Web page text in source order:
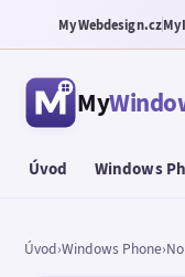
MyWebdesign.cz
My
Úvod Windows
Úvod›Windows Phone›